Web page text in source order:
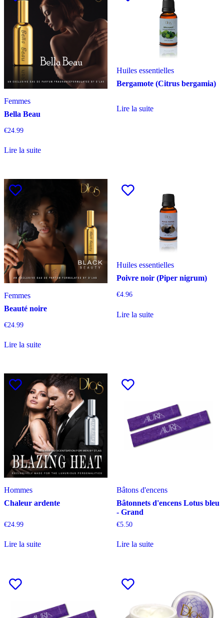
Femmes
Bella Beau
€24.99
Lire la suite
Huiles essentielles
Bergamote (Citrus bergamia)
Lire la suite
Femmes
Beauté noire
€24.99
Lire la suite
Huiles essentielles
Poivre noir (Piper nigrum)
€4.96
Lire la suite
Hommes
Chaleur ardente
€24.99
Lire la suite
Bâtons d'encens
Bâtonnets d'encens Lotus bleu
- Grand
€5.50
Lire la suite